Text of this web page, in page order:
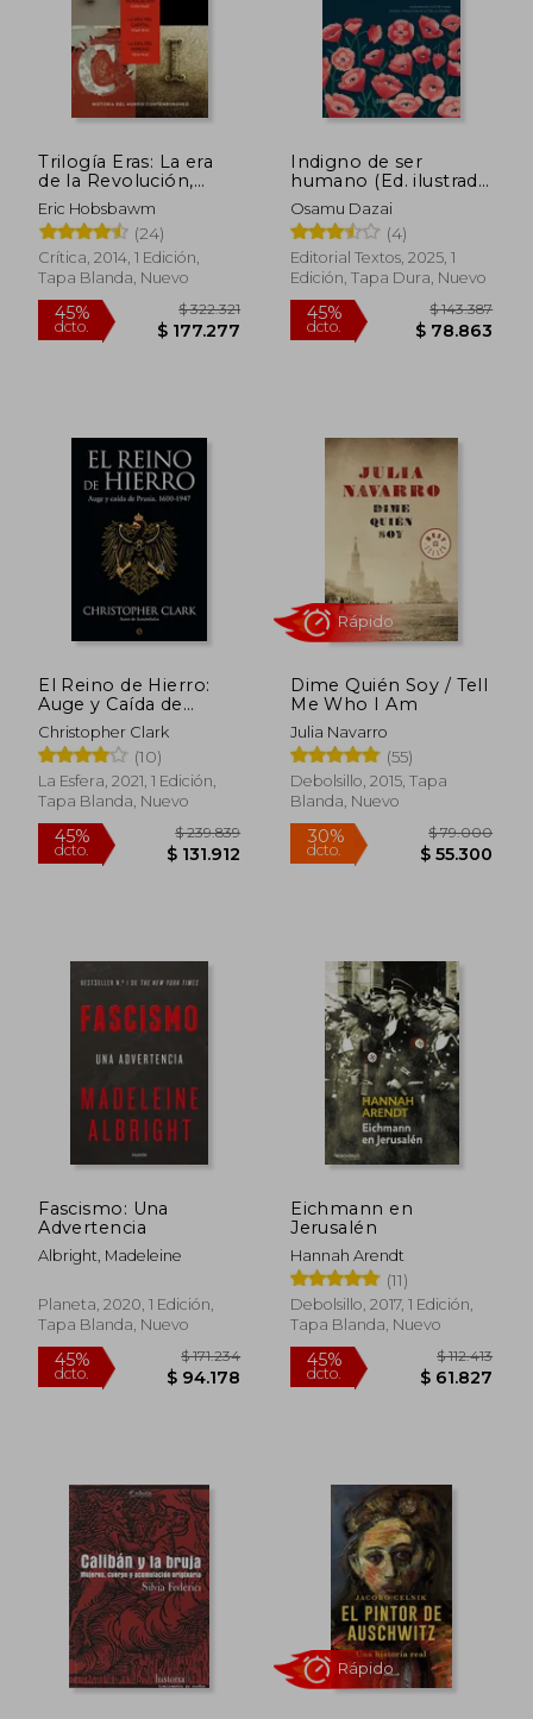
Rápido
Trilogía Eras: La era
de la Revolución,
1789-1848; La era del
Capital, 1848-1875; La
era del Imperio, 1875-
1914
Eric Hobsbawm
(24)
Crítica, 2014, 1 Edición,
Tapa Blanda, Nuevo
45%
dcto.
$ 322.321
$ 177.277
Indigno de ser
humano (Ed. ilustrada,
incluye póster)
Osamu Dazai
(4)
Editorial Textos, 2025, 1
Edición, Tapa Dura, Nuevo
45%
dcto.
El Reino de Hierro:
Auge y Caída de
Prusia. 1600-1947
Christopher Clark
(10)
La Esfera, 2021, 1 Edición,
Tapa Blanda, Nuevo
45%
dcto.
$ 239.839
$ 131.912
Dime Quién Soy / Tell
Me Who I Am
Julia Navarro
(55)
Debolsillo, 2015, Tapa
Blanda, Nuevo
30%
dcto.
Rápido
Fascismo: Una
Advertencia
Albright, Madeleine
Planeta, 2020, 1 Edición,
Tapa Blanda, Nuevo
Eichmann en
Jerusalén
Hannah Arendt
(11)
Debolsillo, 2017, 1 Edición,
Tapa Blanda, Nuevo